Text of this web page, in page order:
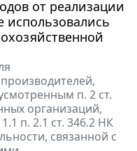
от реализации
использовались
п. 2 ст.
организаций,
п. 2.1 ст. 346.2 НК
связанной с